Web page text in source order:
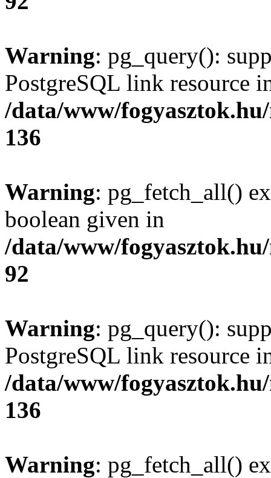
Warning: pg_query():
PostgreSQL link resource
/data/www/
136
Warning: pg_fetch_all()
boolean given in
/data/www/
92
Warning: pg_query():
PostgreSQL link resource
/data/www/
136
Warning: pg_fetch_all()